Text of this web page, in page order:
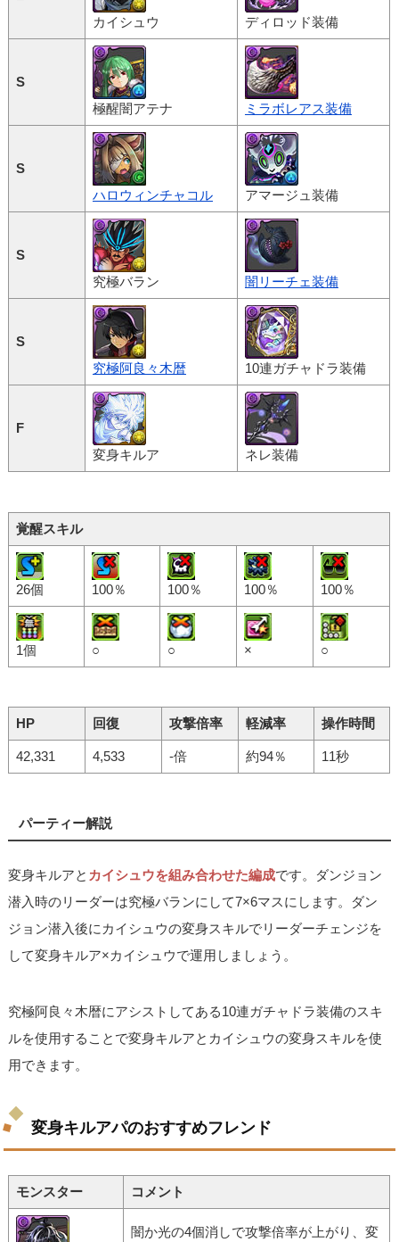
カイシュウ
ディロッド装備
S
極醒闇アテナ
ミラボレアス装備
S
ハロウィンチャコル
アマージュ装備
S
究極バラン
闇リーチェ装備
S
究極阿良々木暦
10連ガチャドラ装備
F
変身キルア
ネレ装備
覚醒スキル
26個 100％ 100％ 100％ 100％
1個 ○ ○ × ○
HP 回復 攻撃倍率 軽減率 操作時間
42,331 4,533 -倍 約94％ 11秒
パーティー解説
変身キルアと カイシュウを組み合わせた編成です。ダンジョン
潜入時のリーダーは究極バランにして7×6マスにします。ダン
ジョン潜入後にカイシュウの変身スキルでリーダーチェンジを
して変身キルア×カイシュウで運用しましょう。
究極阿良々木暦にアシストしてある10連ガチャドラ装備のスキ
ルを使用することで変身キルアとカイシュウの変身スキルを使
用できます。
変身キルアパのおすすめフレンド
モンスター コメント
闇か光の4個消しで攻撃倍率が上がり、変